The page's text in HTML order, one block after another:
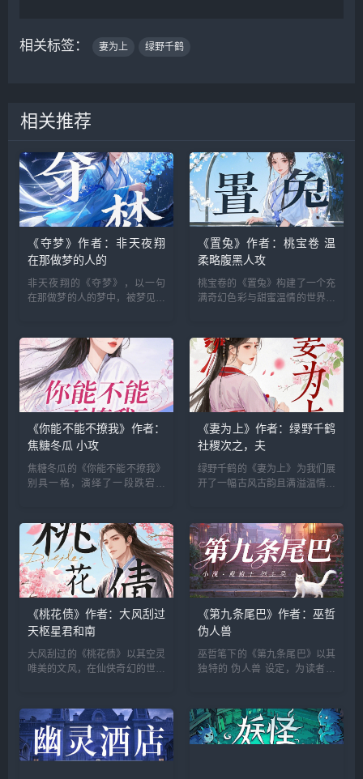
相关标签： 妻为上 绿野千鹤
相关推荐
《夺梦》作者：非天夜翔
在那做梦的人的
非天夜翔的《夺梦》，以一句
在那做梦的人的梦中，被梦见的
述了一段充满温暖与勇气的故...
《置兔》作者：桃宝卷 温
柔略腹黑人攻
桃宝卷的《置兔》构建了一个充
满奇幻色彩与甜蜜温情的世界，
者带来了一场别开生面的情...
《你能不能不撩我》作者：
焦糖冬瓜 小攻
焦糖冬瓜的《你能不能不撩我》
别具一格，演绎了一段跌宕起
中。 故事伊始，小攻林言本与...
《妻为上》作者：绿野千鹤
社稷次之，夫
绿野千鹤的《妻为上》为我们展
开了一幅古风古韵且满溢温情的
故事。 故事的主角之一景韶，
乃...
《桃花债》作者：大风刮过
天枢星君和南
大风刮过的《桃花债》以其空灵
唯美的文风，在仙侠奇幻的世界
宋珧，本在天庭过着逍遥自在...
《第九条尾巴》作者：巫哲
伪人兽
巫哲笔下的《第九条尾巴》以其
独特的 伪人兽 设定，为读者呈
的情感旅程。 故事的主角是...